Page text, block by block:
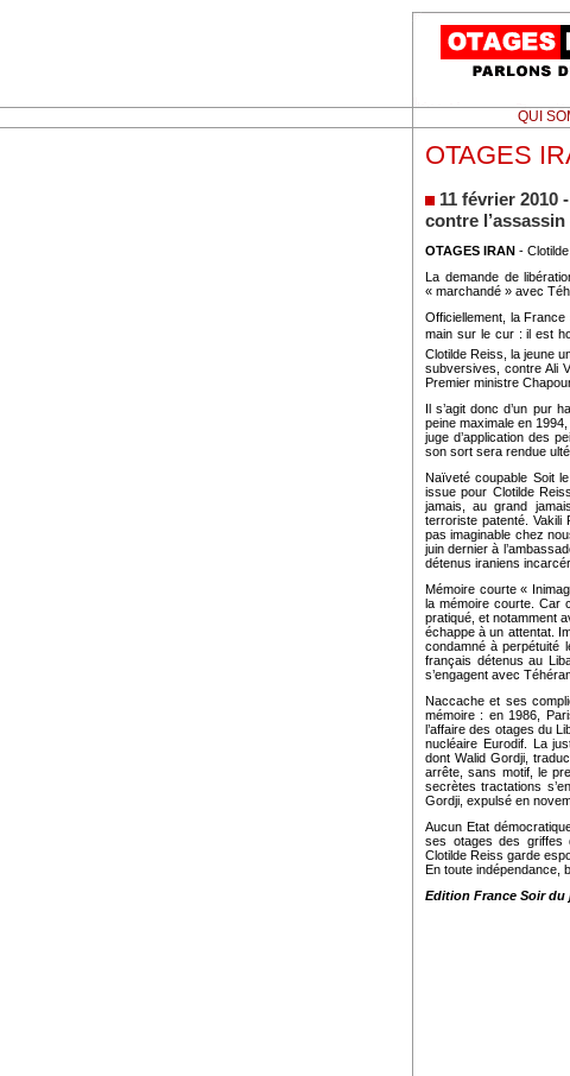
QUI
OTAGES
11 février 2010
contre
OTAGES IRAN -
La demande de
« marchandé » avec
Officiellement, la
main sur le cur : il est
Clotilde Reiss, la jeune
subversives, contre Ali
Premier ministre
Il s’agit donc d’un pur
peine maximale en
juge d’application des
son sort sera rendue
Naïveté coupable Soit
issue pour Clotilde
jamais, au grand
terroriste patenté. Vakili
pas imaginable chez
juin dernier à
détenus iraniens
Mémoire courte «
la mémoire courte. Car
pratiqué, et notamment
échappe à un attentat.
condamné à perpétuité
français détenus au
s’engagent avec
Naccache et ses
mémoire : en 1986,
l’affaire des otages du
nucléaire Eurodif. La
dont Walid Gordji,
arrête, sans motif, le
secrètes tractations
Gordji, expulsé en
Aucun Etat
ses otages des griffes
Clotilde Reiss garde
En toute indépendance,
Edition France Soir du